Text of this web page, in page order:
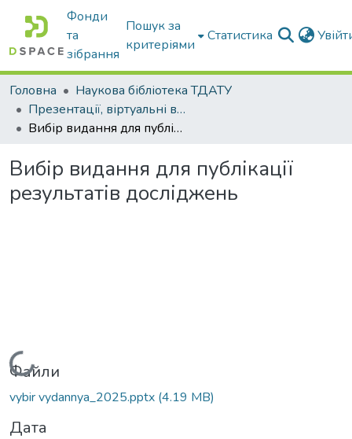
Фонди
та
зібрання
Пошук за
критеріями
Статистика
Головна
Наукова бібліотека ТДАТУ
Презентації, віртуальні виставки наукової бібліотеки
Вибір видання для публікації результатів досліджень
Вибір видання для публікації
результатів досліджень
Вантажиться...
Файли
vybir vydannya_2025.pptx (4.19 MB)
Дата